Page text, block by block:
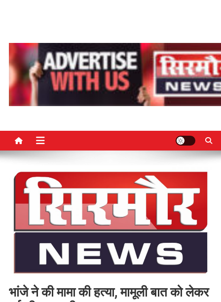
भांजे ने की मामा की हत्या, मामूली बात को लेकर